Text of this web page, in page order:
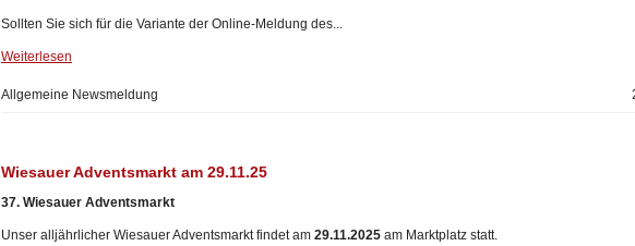
Sollten Sie sich für die Variante der Online-Meldung des...
Weiterlesen
Allgemeine Newsmeldung
Wiesauer Adventsmarkt am 29.11.25
37. Wiesauer Adventsmarkt
Unser alljährlicher Wiesauer Adventsmarkt findet am 29.11.2025 am Marktplatz statt.